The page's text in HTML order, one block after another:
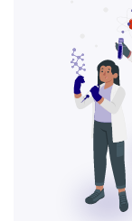
Точные анализы
выявления